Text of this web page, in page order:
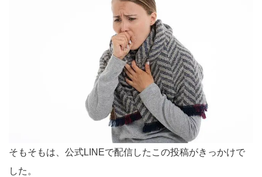
そもそもは、公式LINEで配信したこの投稿がきっかけで
した。